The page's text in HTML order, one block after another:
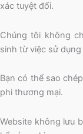
xác tuyệt đối.
Chúng tôi không
sinh từ việc sử
Bạn có thể sao
phi thương mại.
Website không lưu